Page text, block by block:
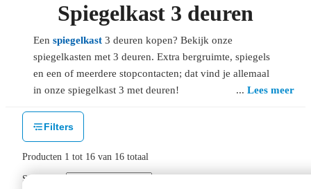
Spiegelkast 3 deuren
Een spiegelkast 3 deuren kopen? Bekijk onze
spiegelkasten met 3 deuren. Extra bergruimte, spiegels
en een of meerdere stopcontacten; dat vind je allemaal
in onze spiegelkast 3 met deuren!
Lees meer
Filters
Producten 1 tot 16 van 16 totaal
Sorteer op: